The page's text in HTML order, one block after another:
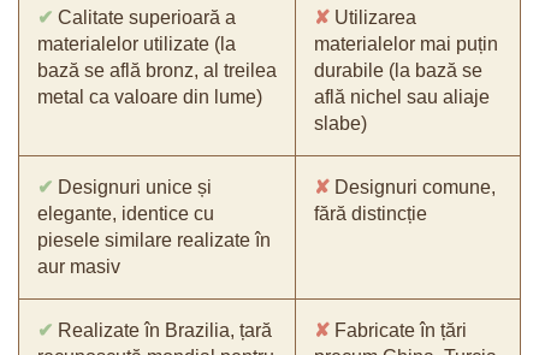
✔ Calitate superioară a
materialelor utilizate (la
bază se află bronz, al treilea
metal ca valoare din lume)
✘ Utilizarea
materialelor mai puțin
durabile (la bază se
află nichel sau aliaje
slabe)
✔ Designuri unice și
elegante, identice cu
piesele similare realizate în
aur masiv
✘ Designuri comune,
fără distincție
✔ Realizate în Brazilia, țară
✘ Fabricate în țări